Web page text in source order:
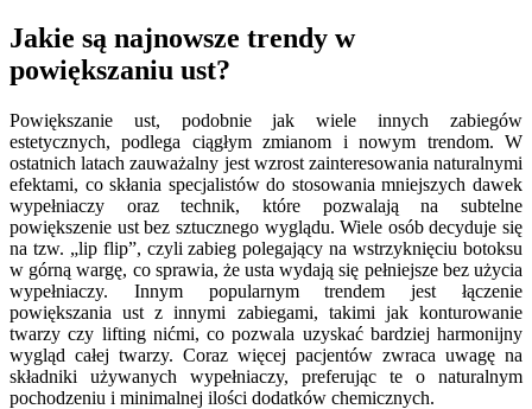
Jakie są najnowsze trendy w
powiększaniu ust?
Powiększanie ust, podobnie jak wiele innych zabiegów
estetycznych, podlega ciągłym zmianom i nowym trendom. W
ostatnich latach zauważalny jest wzrost zainteresowania naturalnymi
efektami, co skłania specjalistów do stosowania mniejszych dawek
wypełniaczy oraz technik, które pozwalają na subtelne
powiększenie ust bez sztucznego wyglądu. Wiele osób decyduje się
na tzw. „lip flip”, czyli zabieg polegający na wstrzyknięciu botoksu
w górną wargę, co sprawia, że usta wydają się pełniejsze bez użycia
wypełniaczy. Innym popularnym trendem jest łączenie
powiększania ust z innymi zabiegami, takimi jak konturowanie
twarzy czy lifting nićmi, co pozwala uzyskać bardziej harmonijny
wygląd całej twarzy. Coraz więcej pacjentów zwraca uwagę na
składniki używanych wypełniaczy, preferując te o naturalnym
pochodzeniu i minimalnej ilości dodatków chemicznych.